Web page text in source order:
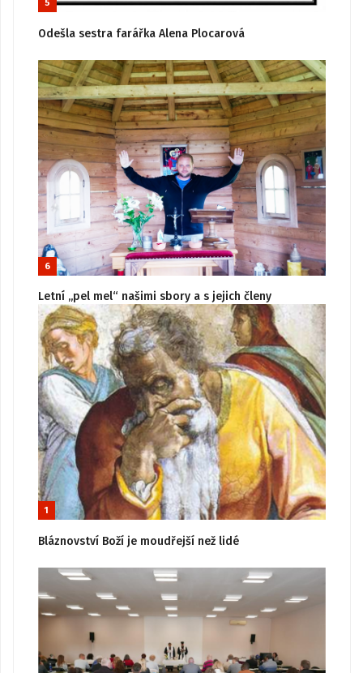
5
Odešla sestra farářka Alena Plocarová
6
Letní „pel mel“ našimi sbory a s jejich členy
1
Bláznovství Boží je moudřejší než lidé